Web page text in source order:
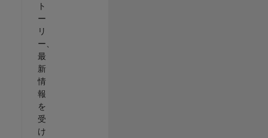
ト
ー
リ
ー、
最
新
情
報
を
受
け